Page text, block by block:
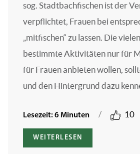
sog. Stadtbachfischen ist der
verpflichtet, Frauen bei
„mitfischen“ zu lassen. Die
bestimmte Aktivitäten nur für
für Frauen anbieten wollen,
und den Hintergrund dazu
Lesezeit: 6 Minuten / 10
WEITERLESEN